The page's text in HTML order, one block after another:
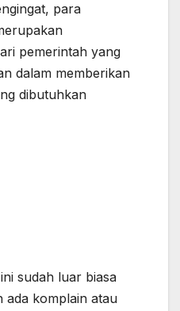
para
pemerintah yang
dalam memberikan
dibutuhkan
sudah luar biasa
ada komplain atau